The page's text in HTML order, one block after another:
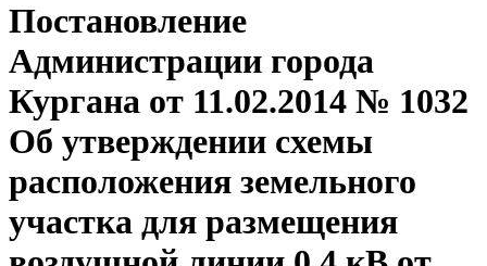
Постановление
Администрации города
Кургана от 11.02.2014 № 1032
Об утверждении схемы
расположения земельного
участка для размещения